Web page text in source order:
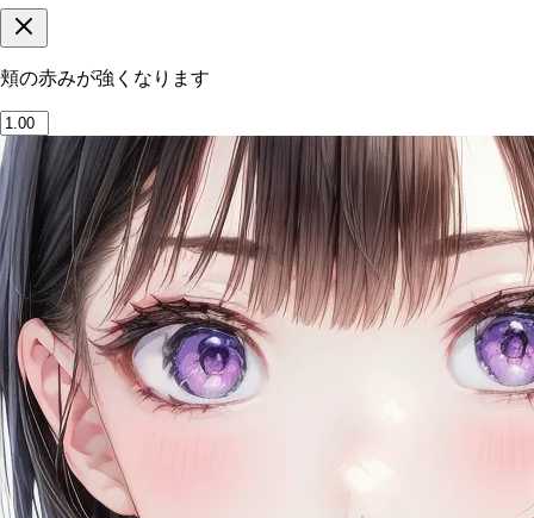
頬の赤みが強くなります